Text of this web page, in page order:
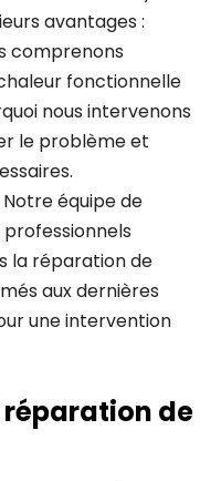
avantages :
comprenons
fonctionnelle
nous intervenons
le problème et
équipe de
la réparation de
aux dernières
une intervention
de